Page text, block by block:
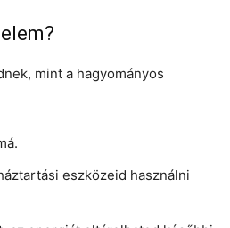
mint a hagyományos
eszközeid használni